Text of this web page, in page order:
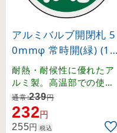
アルミバルブ開閉札 5
0mmφ 常時開(緑) (15
7032)
耐熱・耐候性に優れたア
ルミ製。高温部での使用
にも適したバルブ表示札
。
通常:239円
232円
255円 税込